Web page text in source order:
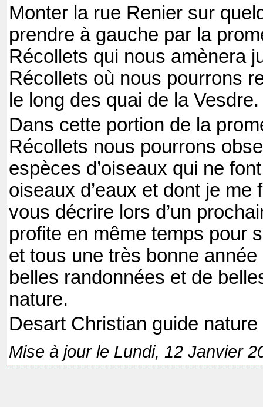
Monter la rue Renier sur
prendre à gauche par la
Récollets qui nous amènera
Récollets où nous pourrons
le long des quai de la Vesdre.
Dans cette portion de la
Récollets nous pourrons
espèces d’oiseaux qui ne
oiseaux d’eaux et dont je me
vous décrire lors d’un
profite en même temps pour
et tous une très bonne
belles randonnées et de
nature.
Desart Christian guide nature
Mise à jour le Lundi, 12 Janvier